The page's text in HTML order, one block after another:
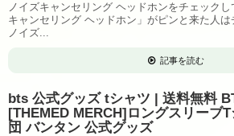
ノイズキャンセリング ヘッドホンをチェック
キャンセリング ヘッドホン」がピンと来た人
ノイズ...
記事を読む
bts 公式グッズ tシャツ | 送料無料
[THEMED MERCH]ロングスリーブ
団 バンタン 公式グッズ